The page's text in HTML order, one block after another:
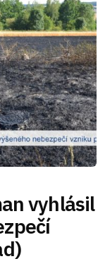
vyhlásil